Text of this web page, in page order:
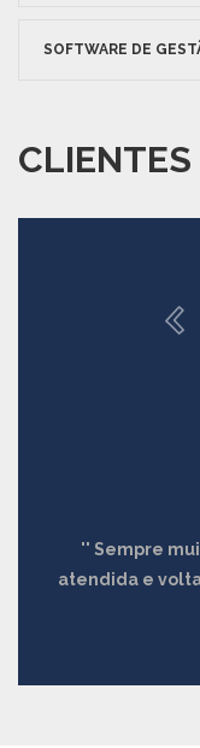
SOFTWARE DE
CLIENTES
Sempre
atendida e